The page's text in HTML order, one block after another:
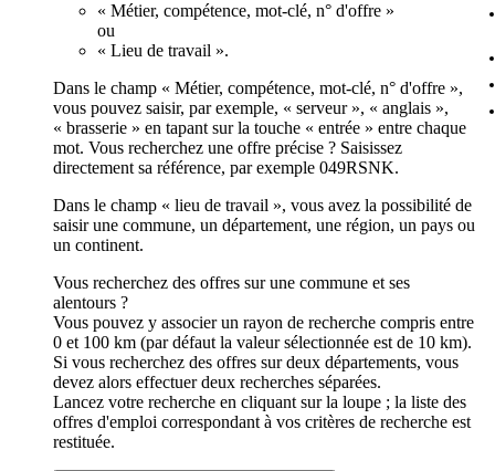
« Métier, compétence, mot-clé, n° d'offre »
ou
« Lieu de travail ».
Dans le champ « Métier, compétence, mot-clé, n° d'offre »,
vous pouvez saisir, par exemple, « serveur », « anglais »,
« brasserie » en tapant sur la touche « entrée » entre chaque
mot. Vous recherchez une offre précise ? Saisissez
directement sa référence, par exemple 049RSNK.
Dans le champ « lieu de travail », vous avez la possibilité de
saisir une commune, un département, une région, un pays ou
un continent.
Vous recherchez des offres sur une commune et ses
alentours ?
Vous pouvez y associer un rayon de recherche compris entre
0 et 100 km (par défaut la valeur sélectionnée est de 10 km).
Si vous recherchez des offres sur deux départements, vous
devez alors effectuer deux recherches séparées.
Lancez votre recherche en cliquant sur la loupe ; la liste des
offres d'emploi correspondant à vos critères de recherche est
restituée.